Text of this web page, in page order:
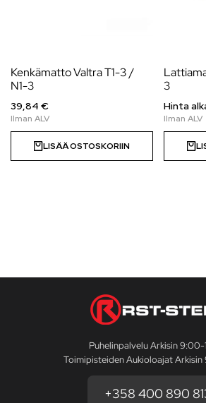
Kenkämatto Valtra T1-3 /
N1-3
39,84 €
LISÄÄ OSTOSKORIIN
3
Hinta
Puhelinpalvelu Arkisin
Toimipisteiden Aukioloajat
+358 400 890